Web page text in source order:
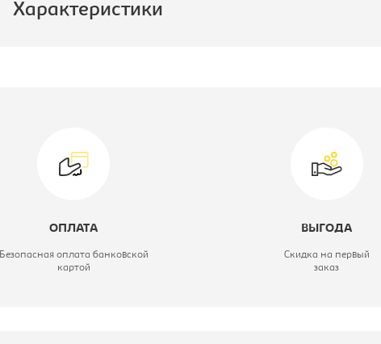
Характеристики
Модель:
Материал обивки:
ОПЛАТА
Безопасная оплата банковской
картой
ВЫГОДА
Скидка на первый
заказ